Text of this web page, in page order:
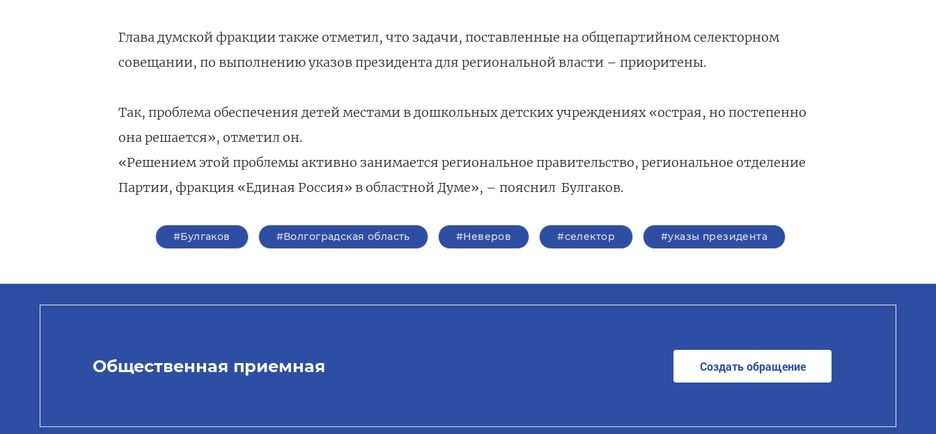
Глава думской фракции также отметил, что задачи, поставленные на общепартийном селекторном
совещании, по выполнению указов президента для региональной власти – приоритены.
Так, проблема обеспечения детей местами в дошкольных детских учреждениях «острая, но постепенно
она решается», отметил он.
«Решением этой проблемы активно занимается региональное правительство, региональное отделение
Партии, фракция «Единая Россия» в областной Думе», – пояснил Булгаков.
#Булгаков #Волгоградская область #Неверов #селектор #указы президента
Общественная приемная Создать обращение